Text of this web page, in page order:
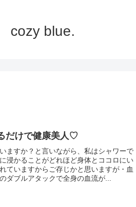
cozy blue.
だけで健康美人♡
ますか？と言いながら、私はシャワーで
浸かることがどれほど身体とココロにい
ていますからご存じかと思いますが・血
ダブルアタックで全身の血流が...